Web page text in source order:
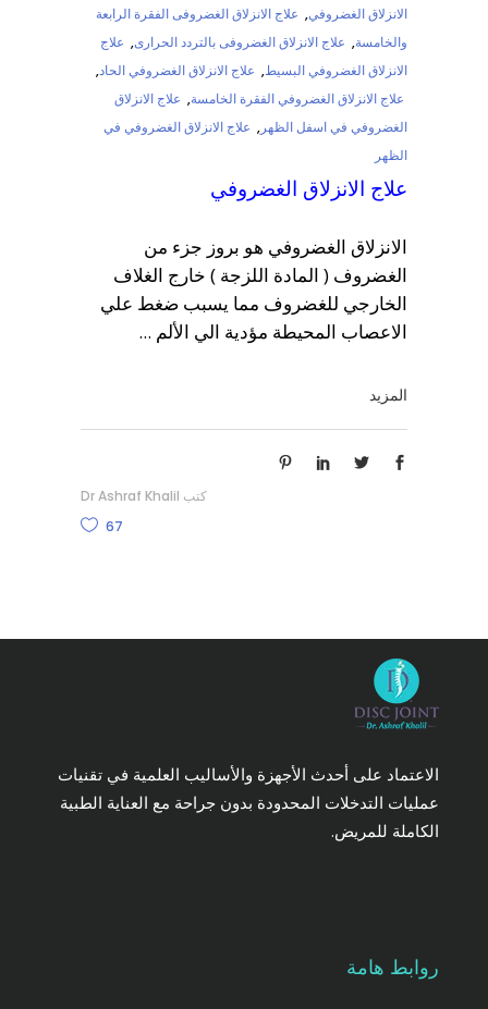
الانزلاق الغضروفي, علاج الانزلاق الغضروفى الفقرة الرابعة
والخامسة, علاج الانزلاق الغضروفى بالتردد الحرارى, علاج
الانزلاق الغضروفي البسيط, علاج الانزلاق الغضروفي الحاد,
علاج الانزلاق الغضروفي الفقرة الخامسة, علاج الانزلاق
الغضروفي في اسفل الظهر, علاج الانزلاق الغضروفي في
الظهر
علاج الانزلاق الغضروفي
الانزلاق الغضروفي هو بروز جزء من
الغضروف ( المادة اللزجة ) خارج الغلاف
الخارجي للغضروف مما يسبب ضغط علي
الاعصاب المحيطة مؤدية الي الألم
المزيد
كتب Dr Ashraf Khalil
67
الاعتماد على أحدث الأجهزة والأساليب العلمية في تقنيات
عمليات التدخلات المحدودة بدون جراحة مع العناية الطبية
الكاملة للمريض.
روابط هامة